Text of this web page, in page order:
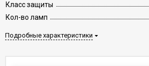
Класс защиты
Кол-во ламп
Подробные характеристики